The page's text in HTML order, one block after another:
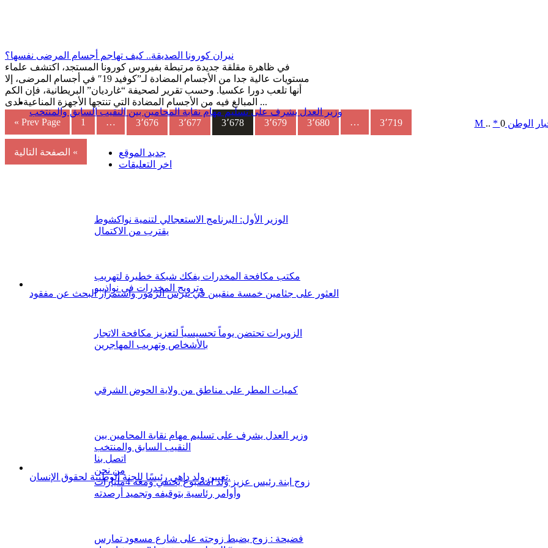
وزير العدل يشرف على تسليم مهام نقابة المحامين بين النقيب السابق والمنتخب
العثور على جثامين خمسة منقبين في تيرس الزمور واستمرار البحث عن مفقود
تعيين ولد داهي رئيسًا للجنة الوطنية لحقوق الإنسان.
نيران كورونا الصديقة.. كيف تهاجم أجسام المرضى نفسها؟
في ظاهرة مقلقة جديدة مرتبطة بفيروس كورونا المستجد، اكتشف علماء
مستويات عالية جدا من الأجسام المضادة لـ”كوفيد 19″ في أجسام المرضى، إلا
أنها تلعب دورا عكسيا. وحسب تقرير لصحيفة “غارديان” البريطانية، فإن الكم
المبالغ فيه من الأجسام المضادة التي تنتجها الأجهزة المناعية لدى ...
« Prev Page
1 … 3٬676 3٬677 3٬678 3٬679 3٬680 … 3٬719
الصفحة التالية «
جديد الموقع
اخر التعليقات
الوزير الأول: البرنامج الاستعجالي لتنمية نواكشوط
يقترب من الاكتمال
مكتب مكافحة المخدرات يفكك شبكة خطيرة لتهريب
وترويج المخدرات في نواذيبو
الزويرات تحتضن يوماً تحسيسياً لتعزيز مكافحة الاتجار
بالأشخاص وتهريب المهاجرين
كميات المطر على مناطق من ولاية الحوض الشرقي
وزير العدل يشرف على تسليم مهام نقابة المحامين بين
النقيب السابق والمنتخب
اتصل بنا
من نحن
زوج ابنة رئيس عزيز ولد امصبوع يختفي ومعه 4مليارات
وأوامر رئاسية بتوقيفه وتجميد أرصدته
فضيحة : زوج يضبط زوجته على شارع مسعود تمارس
M .. * الوطن0